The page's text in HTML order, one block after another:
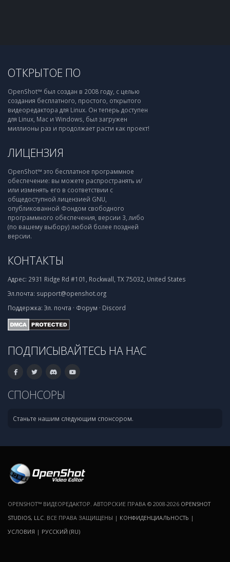
ОТКРЫТОЕ ПО
OpenShot™ был создан в 2008 году, с целью
создания бесплатного, простого, открытого
видеоредактора для Linux. Он теперь доступен
для Linux, Mac и Windows, был загружен
миллионы раз и продолжает расти как проект!
ЛИЦЕНЗИЯ
OpenShot™ это бесплатное программное
обеспечение: вы можете распространять и/
или изменять его в соответствии с
общедоступной лицензией GNU,
опубликованной Фондом свободного
программного обеспечения, версии 3, либо
(по вашему выбору) любой более поздней
версии.
КОНТАКТЫ
Адрес: 2931 Ridge Rd #101, Rockwall, TX 75032, United States
Эл.почта: support@openshot.org
Поддержка: Эл. почта · Форум · Discord
ПОДПИСЫВАЙТЕСЬ НА НАС
СПОНСОРЫ
Станьте нашим следующим спонсором.
OPENSHOT™ ВИДЕОРЕДАКТОР. АВТОРСКИЕ ПРАВА © 2008-2026 OPENSHOT
STUDIOS, LLC . ВСЕ ПРАВА ЗАЩИЩЕНЫ | КОНФИДЕНЦИАЛЬНОСТЬ |
УСЛОВИЯ | РУССКИЙ (RU)